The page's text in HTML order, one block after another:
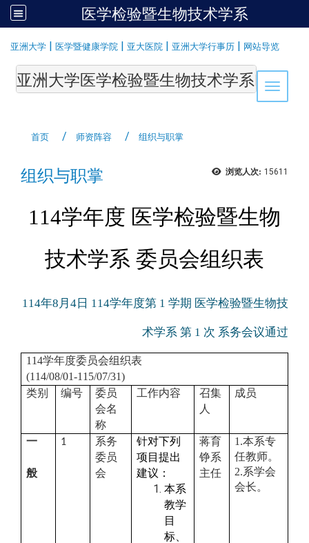
医学检验暨生物技术学系
亚洲大学 | 医学暨健康学院 | 亚大医院 | 亚洲大学行事历 | 网站导览
Toggle
亚洲大学医学检验暨生物技术学系
首页 师资阵容 组织与职掌
浏览人次: 15611
组织与职掌
114学年度 医学检验暨生物
技术学系 委员会组织表
114年8月4日 114学年度第 1 学期 医学检验暨生物技
术学系 第 1 次 系务会议通过
114学年度委员会组织表
(114/08/01-115/07/31)
类别
编号
委员
会名
称
工作内容
召集
人
成员
一
般
1
系务
委员
会
针对下列
项目提出
建议：
本系
教学
目
标、
蒋育
铮系
主任
1.本系专
任教师。
2.系学会
会长。